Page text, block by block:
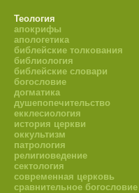
Теология
апокрифы
апологетика
библейские толкования
библиология
библейские словари
богословие
догматика
душепопечительство
екклесиология
история церкви
оккультизм
патрология
религиоведение
сектология
современная церковь
сравнительное богословие